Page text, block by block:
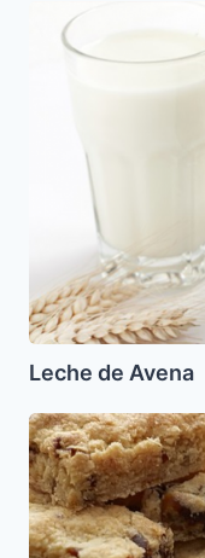
Leche
Leche de Avena
Cuadraditos
de
Nueces
y
Canela